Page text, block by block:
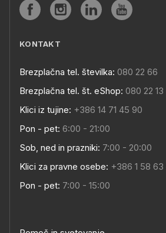
KONTAKT
Brezplačna tel. številka: 080 22 66
Brezplačna tel. št. eShop: 080 22 13
Klici iz tujine: +386 14 71 45 90
Pon - pet: 6:00 - 21:00
Sob, ned in prazniki: 7:00 - 20:00
Klici za pravne osebe: +386 1 58
Pon - pet: 7:00 - 15:00